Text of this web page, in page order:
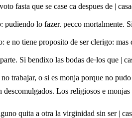
fasta que se case ca despues de |
lo fazer. pecco mortalmente.
e no tiene proposito de ser clerigo:
Si bendixo las bodas de·los que |
trabajar, o si es monja porque no
descomulgados. Los religiosos e
quita a otra la virginidad sin ser |